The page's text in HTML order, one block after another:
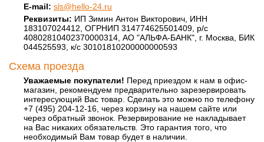
E-mail: sls@hello-24.ru
Реквизиты: ИП Зимин Антон Викторович, ИНН
183107024412, ОГРНИП 314774625501409, р/с
40802810402370000314, АО "АЛЬФА-БАНК", г. Москва, БИК
044525593, к/с 30101810200000000593
Схема проезда
Уважаемые покупатели! Перед приездом к нам в офис-
магазин, рекомендуем предварительно зарезервировать
интересующий Вас товар. Сделать это можно по телефону
+7 (495) 204-12-16, через корзину на нашем сайте или
через обратный звонок. Резервирование не накладывает
на Вас никаких обязательств. Это гарантия того, что
необходимый Вам товар будет в наличии.